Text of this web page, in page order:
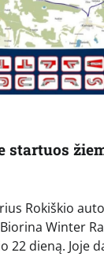
startuos
Rokiškio
Winter
22 dieną. Joje